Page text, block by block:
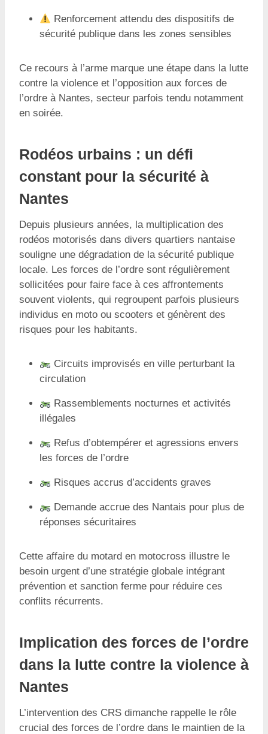
Renforcement attendu des dispositifs de
sécurité publique dans les zones sensibles
Ce recours à l’arme marque une étape dans la lutte
contre la violence et l’opposition aux forces de
l’ordre à Nantes, secteur parfois tendu notamment
en soirée.
Rodéos urbains : un défi
constant pour la sécurité à
Nantes
Depuis plusieurs années, la multiplication des
rodéos motorisés dans divers quartiers nantaise
souligne une dégradation de la sécurité publique
locale. Les forces de l’ordre sont régulièrement
sollicitées pour faire face à ces affrontements
souvent violents, qui regroupent parfois plusieurs
individus en moto ou scooters et génèrent des
risques pour les habitants.
Circuits improvisés en ville perturbant la
circulation
Rassemblements nocturnes et activités
illégales
Refus d’obtempérer et agressions envers
les forces de l’ordre
Risques accrus d’accidents graves
Demande accrue des Nantais pour plus de
réponses sécuritaires
Cette affaire du motard en motocross illustre le
besoin urgent d’une stratégie globale intégrant
prévention et sanction ferme pour réduire ces
conflits récurrents.
Implication des forces de l’ordre
dans la lutte contre la violence à
Nantes
L’intervention des CRS dimanche rappelle le rôle
crucial des forces de l’ordre dans le maintien de la